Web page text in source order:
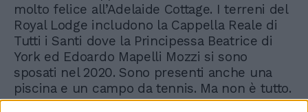
molto felice all’Adelaide Cottage. I terreni del
Royal Lodge includono la Cappella Reale di
Tutti i Santi dove la Principessa Beatrice di
York ed Edoardo Mapelli Mozzi si sono
sposati nel 2020. Sono presenti anche una
piscina e un campo da tennis. Ma non è tutto.
Il monarca ha anche licenziato le dieci